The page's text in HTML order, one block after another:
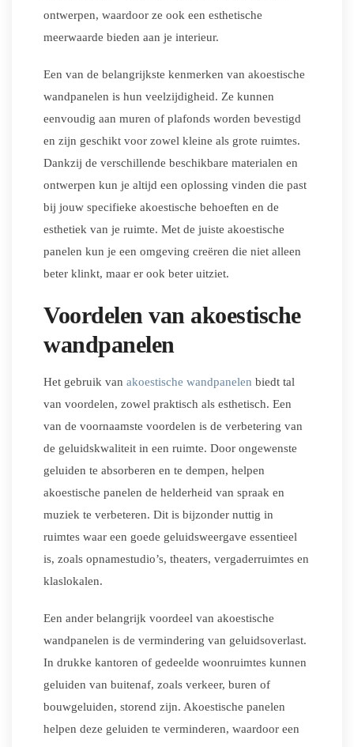
ontwerpen, waardoor ze ook een esthetische
meerwaarde bieden aan je interieur.
Een van de belangrijkste kenmerken van akoestische
wandpanelen is hun veelzijdigheid. Ze kunnen
eenvoudig aan muren of plafonds worden bevestigd
en zijn geschikt voor zowel kleine als grote ruimtes.
Dankzij de verschillende beschikbare materialen en
ontwerpen kun je altijd een oplossing vinden die past
bij jouw specifieke akoestische behoeften en de
esthetiek van je ruimte. Met de juiste akoestische
panelen kun je een omgeving creëren die niet alleen
beter klinkt, maar er ook beter uitziet.
Voordelen van akoestische
wandpanelen
Het gebruik van akoestische wandpanelen biedt tal
van voordelen, zowel praktisch als esthetisch. Een
van de voornaamste voordelen is de verbetering van
de geluidskwaliteit in een ruimte. Door ongewenste
geluiden te absorberen en te dempen, helpen
akoestische panelen de helderheid van spraak en
muziek te verbeteren. Dit is bijzonder nuttig in
ruimtes waar een goede geluidsweergave essentieel
is, zoals opnamestudio’s, theaters, vergaderruimtes en
klaslokalen.
Een ander belangrijk voordeel van akoestische
wandpanelen is de vermindering van geluidsoverlast.
In drukke kantoren of gedeelde woonruimtes kunnen
geluiden van buitenaf, zoals verkeer, buren of
bouwgeluiden, storend zijn. Akoestische panelen
helpen deze geluiden te verminderen, waardoor een